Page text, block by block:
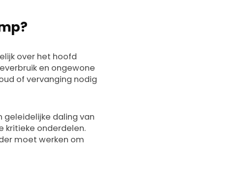
over het hoofd
en ongewone
of vervanging nodig
geleidelijke daling van
kritieke onderdelen.
moet werken om